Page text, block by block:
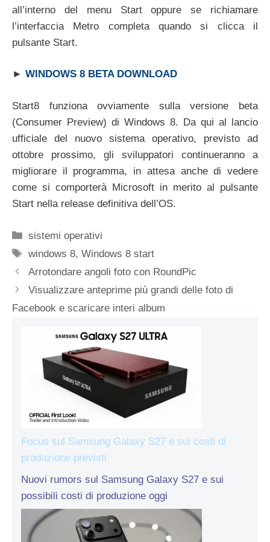
all’interno del menu Start oppure se richiamare
l’interfaccia Metro completa quando si clicca il
pulsante Start.
► WINDOWS 8 BETA DOWNLOAD
Start8 funziona ovviamente sulla versione beta
(Consumer Preview) di Windows 8. Da qui al lancio
ufficiale del nuovo sistema operativo, previsto ad
ottobre prossimo, gli sviluppatori continueranno a
migliorare il programma, in attesa anche di vedere
come si comporterà Microsoft in merito al pulsante
Start nella release definitiva dell’OS.
Categorie
sistemi operativi
Tag
windows 8,Windows 8 start
Arrotondare angoli foto con RoundPic
Visualizzare anteprime più grandi delle foto di
Facebook e scaricare interi album
Focus sul Samsung Galaxy S27 e sui costi di
produzione previsti
Nuovi rumors sul Samsung Galaxy S27 e sui
possibili costi di produzione oggi